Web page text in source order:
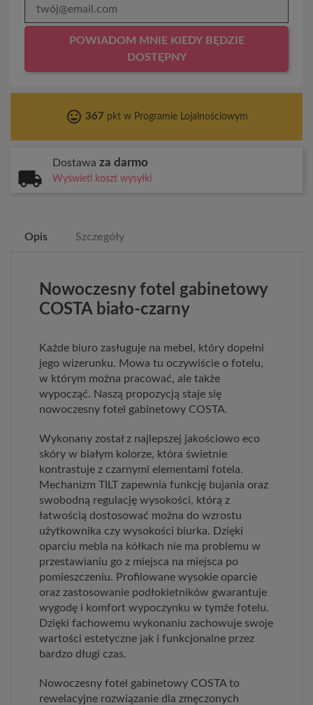
POWIADOM MNIE KIEDY BĘDZIE
DOSTĘPNY
tag_faces 367 pkt w Programie Lojalnościowym
Dostawa za darmo
Wyświetl koszt wysyłki
Opis Szczegóły
Nowoczesny fotel gabinetowy
COSTA biało-czarny
Każde biuro zasługuje na mebel, który dopełni
jego wizerunku. Mowa tu oczywiście o fotelu,
w którym można pracować, ale także
wypocząć. Naszą propozycją staje się
nowoczesny fotel gabinetowy COSTA.
Wykonany został z najlepszej jakościowo eco
skóry w białym kolorze, która świetnie
kontrastuje z czarnymi elementami fotela.
Mechanizm TILT zapewnia funkcję bujania oraz
swobodną regulację wysokości, którą z
łatwością dostosować można do wzrostu
użytkownika czy wysokości biurka. Dzięki
oparciu mebla na kółkach nie ma problemu w
przestawianiu go z miejsca na miejsca po
pomieszczeniu. Profilowane wysokie oparcie
oraz zastosowanie podłokietników gwarantuje
wygodę i komfort wypoczynku w tymże fotelu.
Dzięki fachowemu wykonaniu zachowuje swoje
wartości estetyczne jak i funkcjonalne przez
bardzo długi czas.
Nowoczesny fotel gabinetowy COSTA to
rewelacyjne rozwiązanie dla zmęczonych